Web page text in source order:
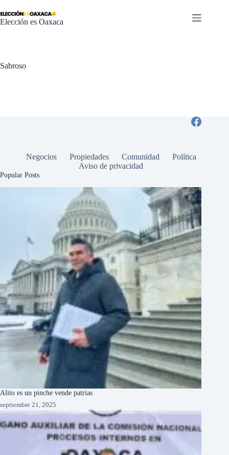
al
contenido
Elección es Oaxaca
Sabroso
Negocios Propiedades Comunidad
Política
Aviso de privacidad
Popular Posts
Alito es un pinche vende patrias
septiembre 21, 2025